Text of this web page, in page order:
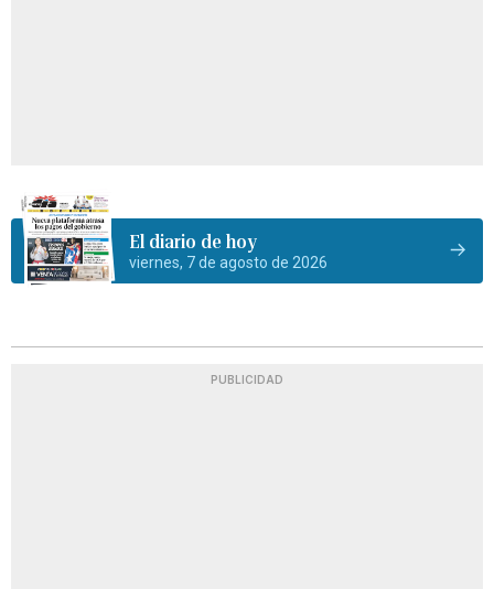
El diario de hoy
viernes, 7 de agosto de 2026
PUBLICIDAD